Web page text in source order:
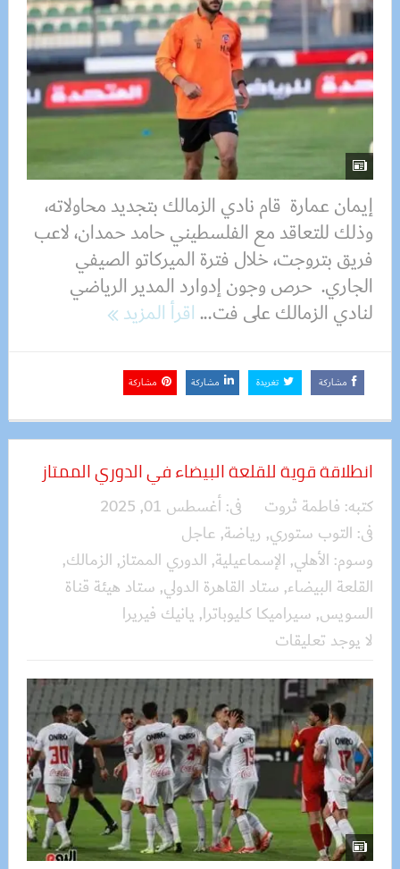
إيمان عمارة قام نادي الزمالك بتجديد محاولاته،
وذلك للتعاقد مع الفلسطيني حامد حمدان، لاعب
فريق بتروجت، خلال فترة الميركاتو الصيفي
الجاري. حرص وجون إدوارد المدير الرياضي
لنادي الزمالك على فت...اقرأ المزيد
مشاركة تغريدة مشاركة مشاركة
انطلاقة قوية للقلعة البيضاء في الدوري الممتاز
كتبه: فاطمة ثروت فى:أغسطس 01, 2025
فى: التوب ستوري, رياضة, عاجل
وسوم: الأهلي, الإسماعيلية, الدوري الممتاز, الزمالك,
القلعة البيضاء, ستاد القاهرة الدولي, ستاد هيئة قناة
السويس, سيراميكا كليوباترا, يانيك فيريرا
لا يوجد تعليقات